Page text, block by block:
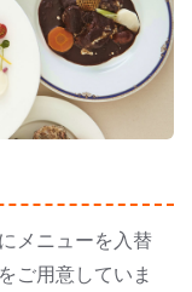
メニューを入替
ご用意していま